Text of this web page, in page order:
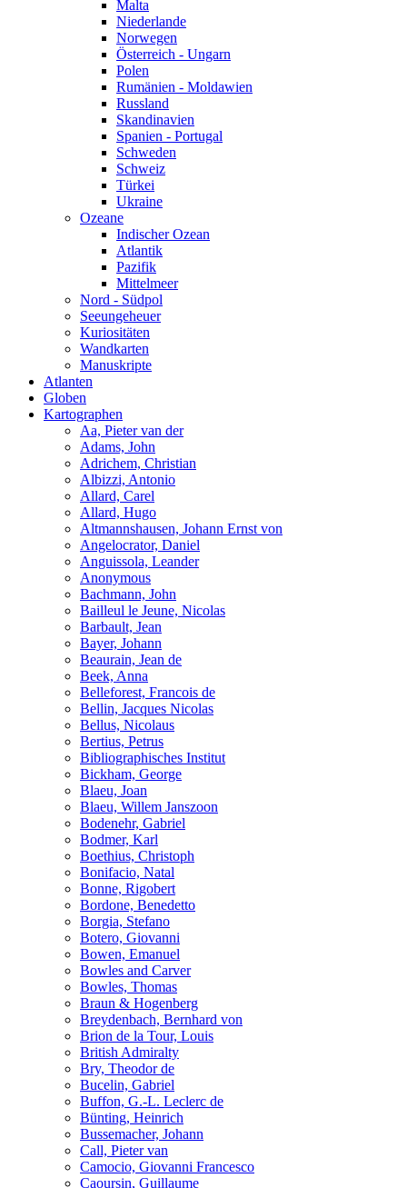
Malta
Niederlande
Norwegen
Österreich - Ungarn
Polen
Rumänien - Moldawien
Russland
Skandinavien
Spanien - Portugal
Schweden
Schweiz
Türkei
Ukraine
Ozeane
Indischer Ozean
Atlantik
Pazifik
Mittelmeer
Nord - Südpol
Seeungeheuer
Kuriositäten
Wandkarten
Manuskripte
Atlanten
Globen
Kartographen
Aa, Pieter van der
Adams, John
Adrichem, Christian
Albizzi, Antonio
Allard, Carel
Allard, Hugo
Altmannshausen, Johann Ernst von
Angelocrator, Daniel
Anguissola, Leander
Anonymous
Bachmann, John
Bailleul le Jeune, Nicolas
Barbault, Jean
Bayer, Johann
Beaurain, Jean de
Beek, Anna
Belleforest, Francois de
Bellin, Jacques Nicolas
Bellus, Nicolaus
Bertius, Petrus
Bibliographisches Institut
Bickham, George
Blaeu, Joan
Blaeu, Willem Janszoon
Bodenehr, Gabriel
Bodmer, Karl
Boethius, Christoph
Bonifacio, Natal
Bonne, Rigobert
Bordone, Benedetto
Borgia, Stefano
Botero, Giovanni
Bowen, Emanuel
Bowles and Carver
Bowles, Thomas
Braun & Hogenberg
Breydenbach, Bernhard von
Brion de la Tour, Louis
British Admiralty
Bry, Theodor de
Bucelin, Gabriel
Buffon, G.-L. Leclerc de
Bünting, Heinrich
Bussemacher, Johann
Call, Pieter van
Camocio, Giovanni Francesco
Caoursin, Guillaume